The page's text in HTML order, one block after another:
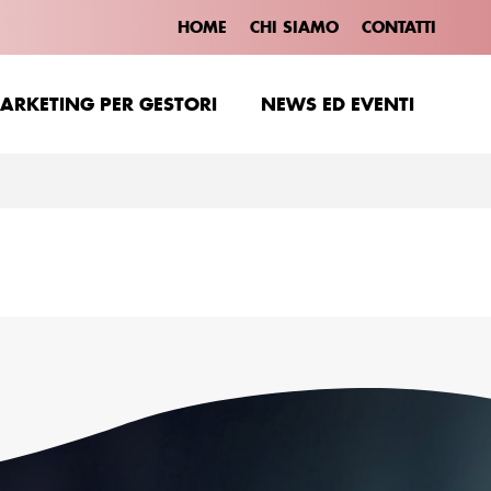
HOME CHI SIAMO CONTATTI
PER GESTORI NEWS ED EVENTI
PER GESTORI NEWS ED EVENTI